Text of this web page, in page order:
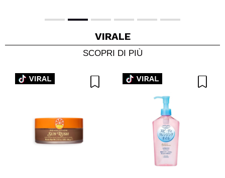
VIRALE
SCOPRI DI PIÙ